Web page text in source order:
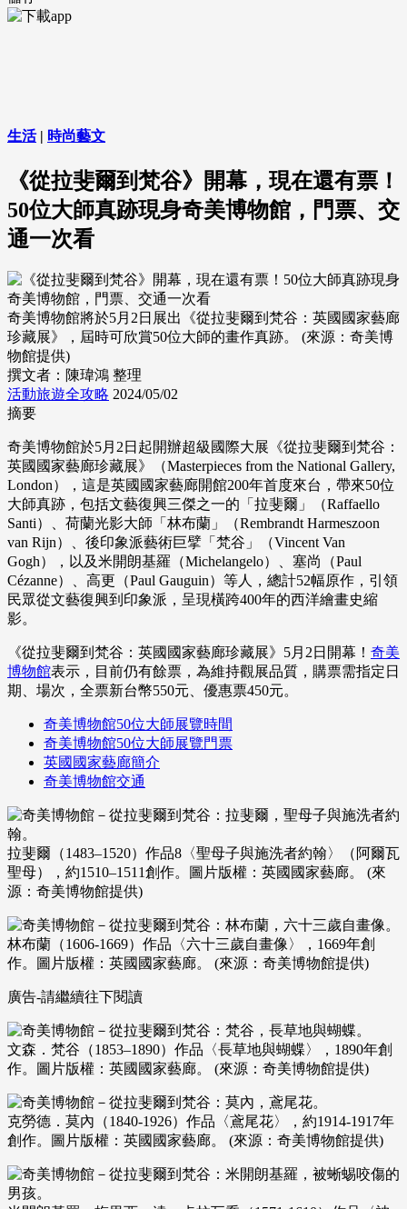
生活| 時尚藝文
《從拉斐爾到梵谷》開幕，現在還有票！
50位大師真跡現身奇美博物館，門票、交
通一次看
奇美博物館將於5月2日展出《從拉斐爾到梵谷：英國國家藝廊
珍藏展》，屆時可欣賞50位大師的畫作真跡。 (來源：奇美博
物館提供)
撰文者：陳瑋鴻 整理
活動旅遊全攻略 2024/05/02
摘要
奇美博物館於5月2日起開辦超級國際大展《從拉斐爾到梵谷：
英國國家藝廊珍藏展》（Masterpieces from the National Gallery,
London），這是英國國家藝廊開館200年首度來台，帶來50位
大師真跡，包括文藝復興三傑之一的「拉斐爾」（Raffaello
Santi）、荷蘭光影大師「林布蘭」（Rembrandt Harmeszoon
van Rijn）、後印象派藝術巨擘「梵谷」（Vincent Van
Gogh），以及米開朗基羅（Michelangelo）、塞尚（Paul
Cézanne）、高更（Paul Gauguin）等人，總計52幅原作，引領
民眾從文藝復興到印象派，呈現橫跨400年的西洋繪畫史縮
影。
《從拉斐爾到梵谷：英國國家藝廊珍藏展》5月2日開幕！ 奇美
博物館表示，目前仍有餘票，為維持觀展品質，購票需指定日
期、場次，全票新台幣550元、優惠票450元。
奇美博物館50位大師展覽時間
奇美博物館50位大師展覽門票
英國國家藝廊簡介
奇美博物館交通
拉斐爾（1483–1520）作品8〈聖母子與施洗者約翰〉（阿爾瓦
聖母），約1510–1511創作。圖片版權：英國國家藝廊。 (來
源：奇美博物館提供)
林布蘭（1606-1669）作品〈六十三歲自畫像〉，1669年創
作。圖片版權：英國國家藝廊。 (來源：奇美博物館提供)
廣告-請繼續往下閱讀
文森．梵谷（1853–1890）作品〈長草地與蝴蝶〉，1890年創
作。圖片版權：英國國家藝廊。 (來源：奇美博物館提供)
克勞德．莫內（1840-1926）作品〈鳶尾花〉，約1914-1917年
創作。圖片版權：英國國家藝廊。 (來源：奇美博物館提供)